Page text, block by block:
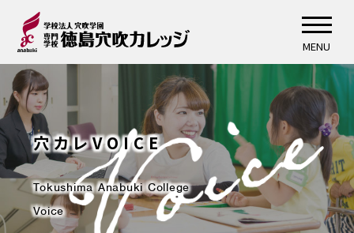
MENU
穴カレVOICE
Tokushima Anabuki College
Voice